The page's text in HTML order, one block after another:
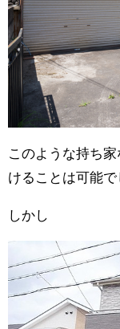
このような持ち
けることは可能で
しかし